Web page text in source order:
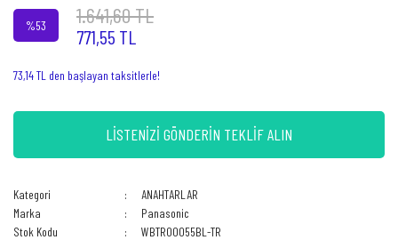
%53 1.641,60 TL
771,55 TL
73,14 TL den başlayan taksitlerle!
LİSTENİZİ GÖNDERİN TEKLİF ALIN
Kategori
ANAHTARLAR
Marka
Panasonic
Stok Kodu
WBTR00055BL-TR